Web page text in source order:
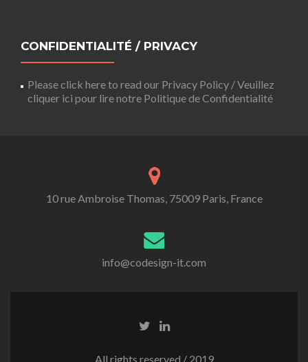
CONFIDENTIALITÉ / PRIVACY
Please click here to read our Privacy Policy / Veuillez
cliquer ici pour lire notre Politique de Confidentialité
10 rue Ambroise Thomas, 75009 Paris, France
info@codesign-it.com
All rights reserved / 2019